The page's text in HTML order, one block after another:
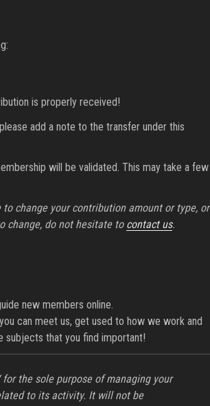
is properly received!
add a note to the transfer under this
will be validated. This may take a few
change your contribution amount or type, or
change, do not hesitate to contact us.
new members online.
can meet us, get used to how we work and
subjects that you find important!
for the sole purpose of managing your
to its activity. It will not be